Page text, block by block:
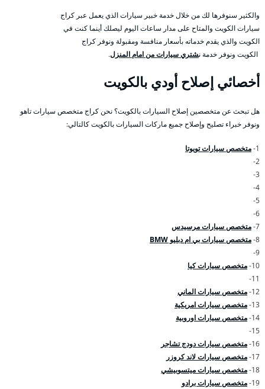
والكثير سنوفرها لك من خلال خدمة خبير سيارات الذي يعمل عبر كراج
سيارات الكويت والمتاح على مدار ساعات اليوم ليصلك أينما كنت في
الكويت والذي يقدم خدماته بأسعار منافسة ومقبولة ونوفر كراج
الكويت ونوفر خدمة نشتري سيارات من امام المنزل.
أخصائي إصلاح أودي بالكويت
هل تبحث عن متخصصين إصلاح السيارات بالكويت؟ نحن كراج متخصص سيارات تاهو
ونوفر خبراء تصليح وإصلاح جميع ماركات السيارات بالكويت كالتالي:
1- متخصص سيارات تويوتا
2-
3-
4-
5-
6-
7- متخصص سيارات مرسيدس
8- متخصص سيارات بي ام دبليو BMW
9-
10- متخصص سيارات كيا
11-
12- متخصص سيارات الماني
13- متخصص سيارات امريكية
14- متخصص سيارات اوروبية
15-
16- متخصص سيارات دودج تشاجر
17- متخصص سيارات لاند كروزر
18- متخصص سيارات ميتسوبيشي
19- متخصص سيارات برادو